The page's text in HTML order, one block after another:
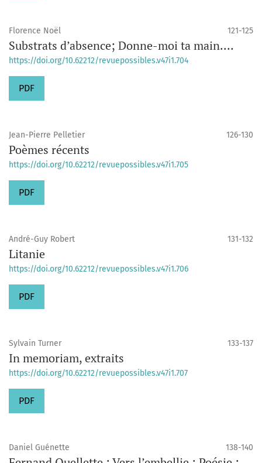
Florence Noël 121-125
Substrats d’absence; Donne-moi ta main....
https://doi.org/10.62212/revuepossibles.v47i1.704
PDF
Jean-Pierre Pelletier 126-130
Poèmes récents
https://doi.org/10.62212/revuepossibles.v47i1.705
PDF
André-Guy Robert 131-132
Litanie
https://doi.org/10.62212/revuepossibles.v47i1.706
PDF
Sylvain Turner 133-137
In memoriam, extraits
https://doi.org/10.62212/revuepossibles.v47i1.707
PDF
Daniel Guénette 138-140